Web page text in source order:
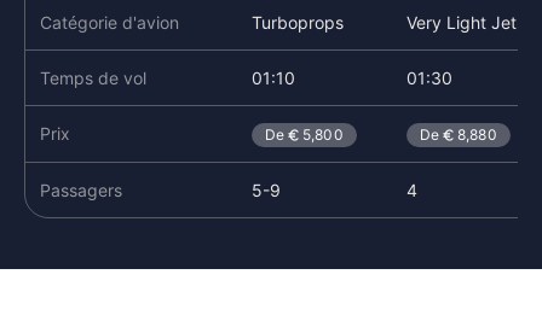
Catégorie d'avion Turboprops Very Light Jet
Temps de vol 01:10 01:30
Prix De 5,800 De 8,880
Passagers 5-9 4